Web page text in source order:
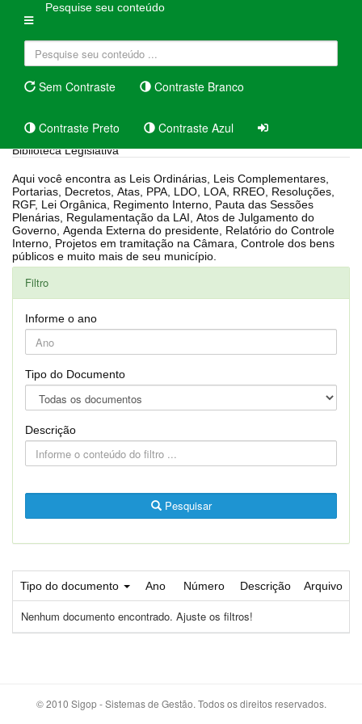
Pesquise seu conteúdo
Sem Contraste Contraste Branco
Contraste Preto Contraste Azul
Biblioteca Legislativa
Aqui você encontra as Leis Ordinárias, Leis Complementares,
Portarias, Decretos, Atas, PPA, LDO, LOA, RREO, Resoluções,
RGF, Lei Orgânica, Regimento Interno, Pauta das Sessões
Plenárias, Regulamentação da LAI, Atos de Julgamento do
Governo, Agenda Externa do presidente, Relatório do Controle
Interno, Projetos em tramitação na Câmara, Controle dos bens
públicos e muito mais de seu município.
Filtro
Informe o ano
Tipo do Documento
Descrição
Pesquisar
Tipo do documento Ano Número Descrição Arquivo
Nenhum documento encontrado. Ajuste os filtros!
© 2010 Sigop - Sistemas de Gestão. Todos os direitos reservados.